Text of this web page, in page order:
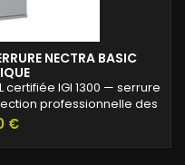
NECTRA BASIC
certifiée IGI 1300 — serrure
professionnelle des
€